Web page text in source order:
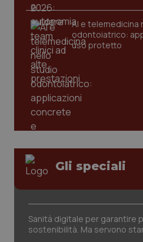
AI e telemedicina
odontoiatrico:
uso protetto
Gli speciali
Sanità digitale per garantire
sostenibilità. Ma servono